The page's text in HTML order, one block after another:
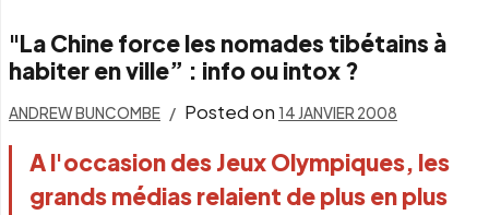
"La Chine force les nomades tibétains à
habiter en ville” : info ou intox ?
ANDREW BUNCOMBE Posted on 14 JANVIER 2008
A l'occasion des Jeux Olympiques, les
grands médias relaient de plus en plus